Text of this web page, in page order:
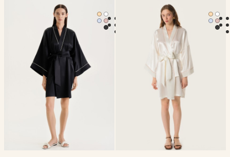
Халат-кимоно Mona Халат-кимоно Mona